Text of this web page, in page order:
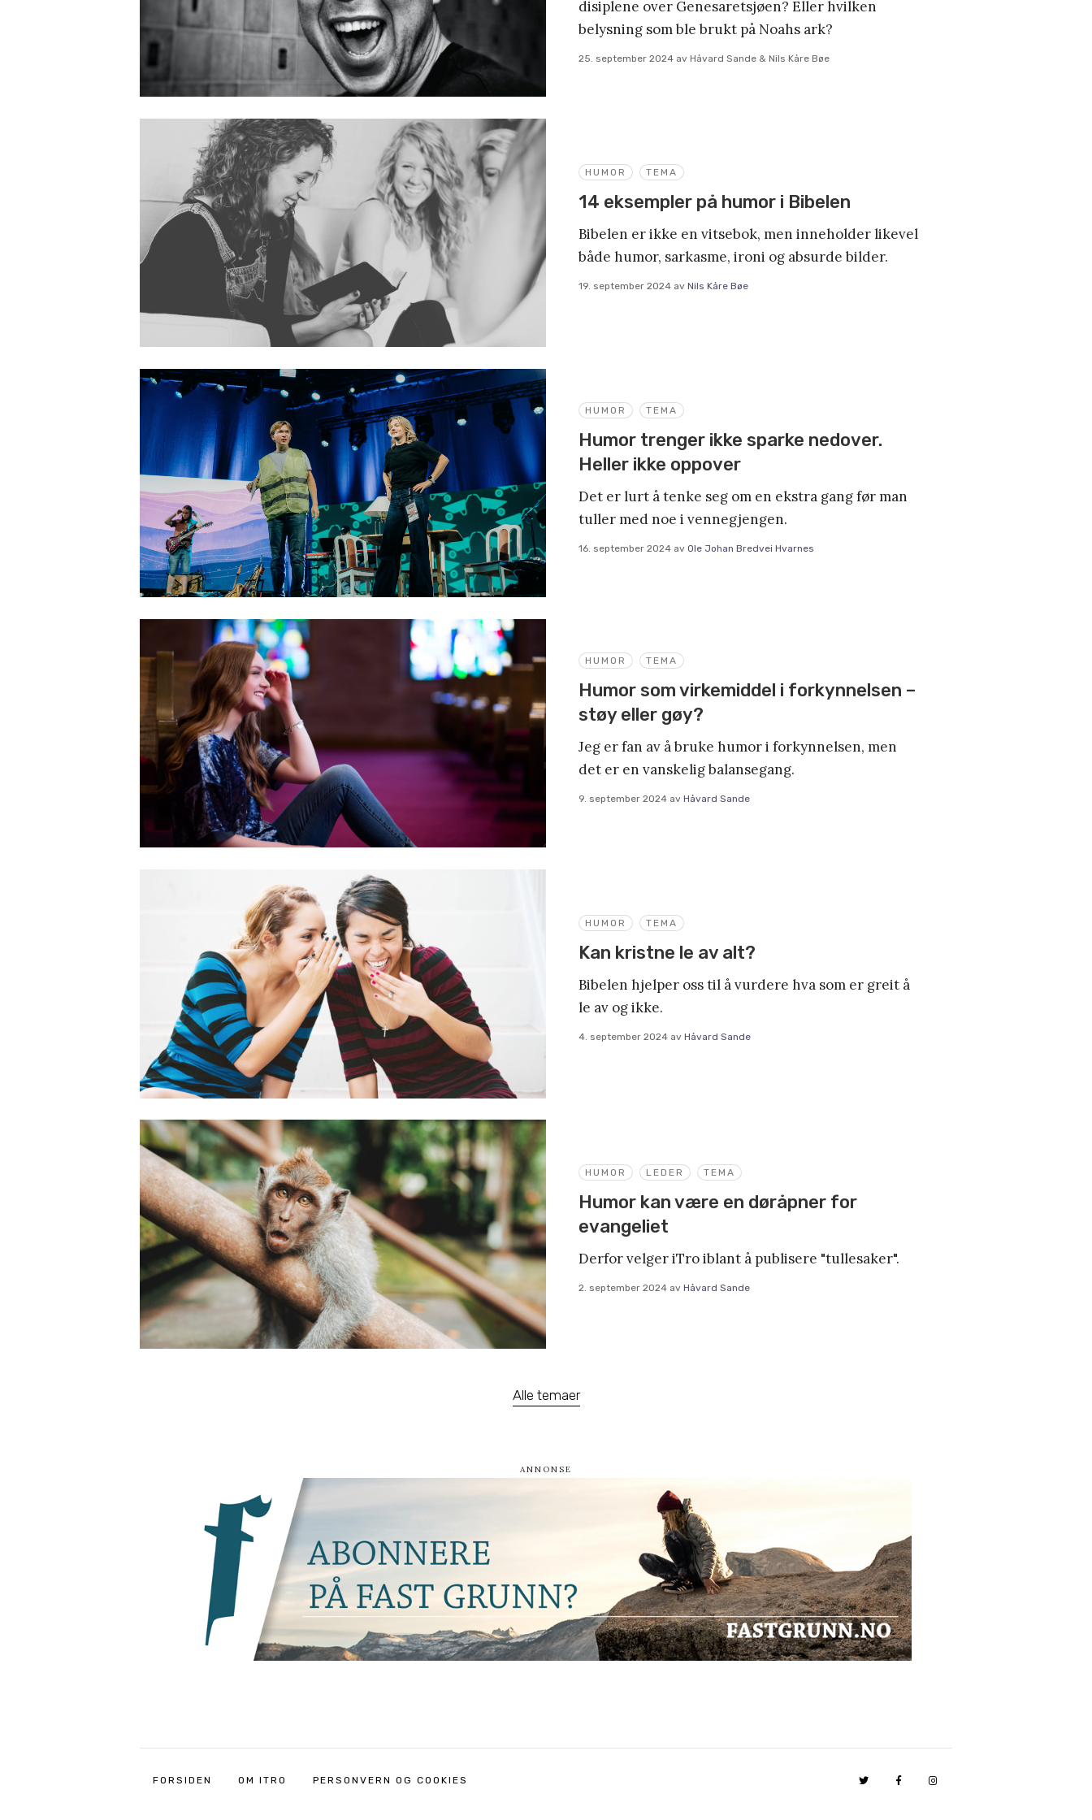
disiplene over Genesaretsjøen? Eller hvilken
belysning som ble brukt på Noahs ark?
25. september 2024 av Håvard Sande & Nils Kåre Bøe
HUMOR TEMA
14 eksempler på humor i Bibelen
Bibelen er ikke en vitsebok, men inneholder likevel
både humor, sarkasme, ironi og absurde bilder.
19. september 2024 av Nils Kåre Bøe
HUMOR TEMA
Humor trenger ikke sparke nedover.
Heller ikke oppover
Det er lurt å tenke seg om en ekstra gang før man
tuller med noe i vennegjengen.
16. september 2024 av Ole Johan Bredvei Hvarnes
HUMOR TEMA
Humor som virkemiddel i forkynnelsen –
støy eller gøy?
Jeg er fan av å bruke humor i forkynnelsen, men
det er en vanskelig balansegang.
9. september 2024 av Håvard Sande
HUMOR TEMA
Kan kristne le av alt?
Bibelen hjelper oss til å vurdere hva som er greit å
le av og ikke.
4. september 2024 av Håvard Sande
HUMOR LEDER TEMA
Humor kan være en døråpner for
evangeliet
Derfor velger iTro iblant å publisere "tullesaker".
2. september 2024 av Håvard Sande
Alle temaer
FORSIDEN OM ITRO PERSONVERN OG COOKIES